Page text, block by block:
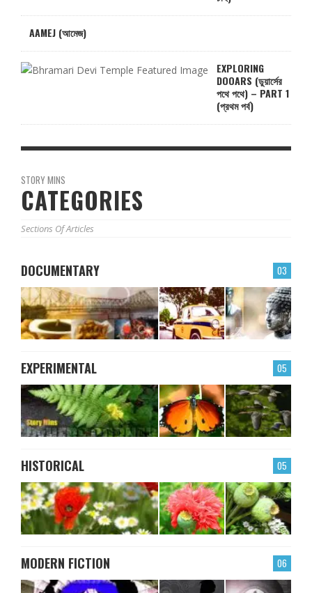
AAMEJ (আমেজ)
EXPLORING
DOOARS (ডুয়ার্সের
পথে পথে) – PART 1
(প্রথম পর্ব)
STORY MINS
CATEGORIES
Sections Of Articles
03
DOCUMENTARY
05
EXPERIMENTAL
05
HISTORICAL
06
MODERN FICTION